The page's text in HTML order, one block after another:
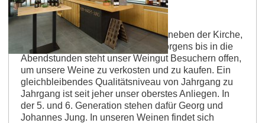
Vinothek im Weingut Jung
Mitten in Undenheim, am Dorfplatz neben der Kirche,
liegt unser junges Weingut. Von morgens bis in die
Abendstunden steht unser Weingut Besuchern offen,
um unsere Weine zu verkosten und zu kaufen. Ein
gleichbleibendes Qualitätsniveau von Jahrgang zu
Jahrgang ist seit jeher unser oberstes Anliegen. In
der 5. und 6. Generation stehen dafür Georg und
Johannes Jung. In unseren Weinen findet sich